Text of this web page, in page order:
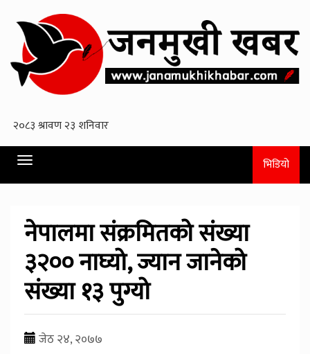
Toggle
navigation
भिडियो
नेपालमा संक्रमितको संख्या
३२०० नाघ्यो, ज्यान जानेको
संख्या १३ पुग्यो
जेठ २४, २०७७